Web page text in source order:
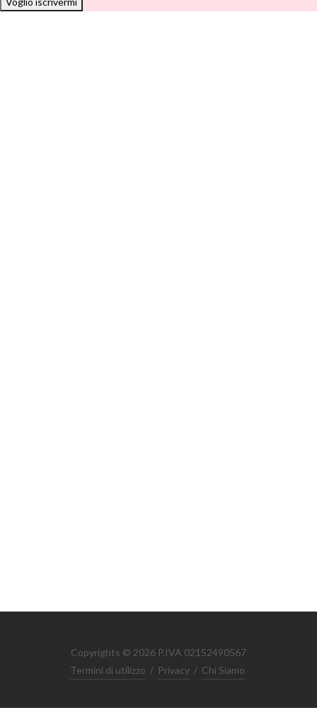
Copyrights © 2026 P.IVA 02152490567
Termini di utilizzo / Privacy / Chi Siamo